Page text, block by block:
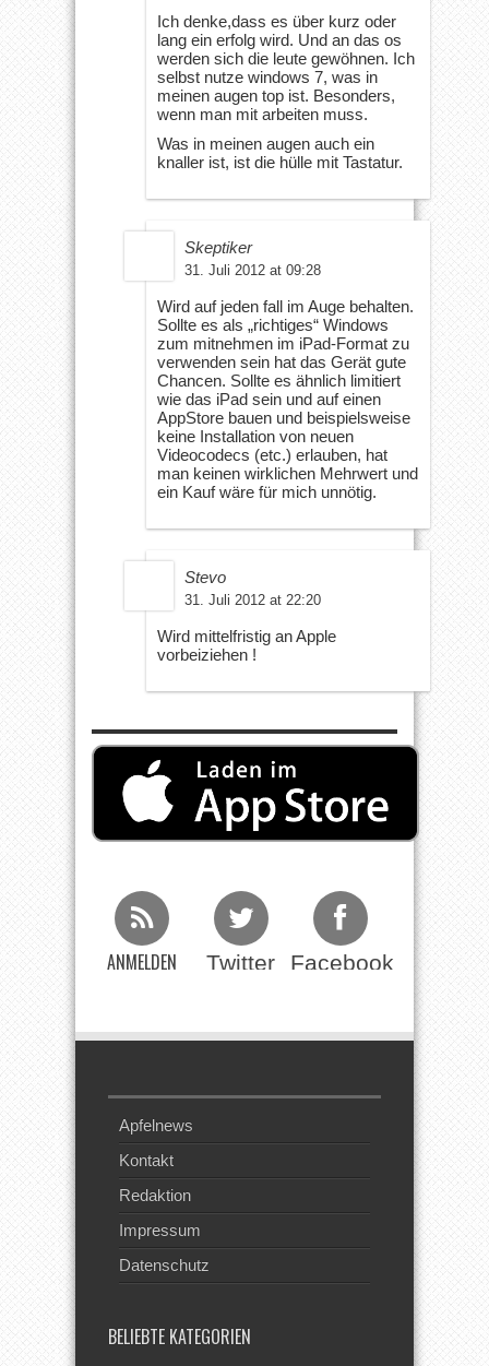
Ich denke,dass es über kurz oder
lang ein erfolg wird. Und an das os
werden sich die leute gewöhnen. Ich
selbst nutze windows 7, was in
meinen augen top ist. Besonders,
wenn man mit arbeiten muss.
Was in meinen augen auch ein
knaller ist, ist die hülle mit Tastatur.
Skeptiker
31. Juli 2012 at 09:28
Wird auf jeden fall im Auge behalten.
Sollte es als „richtiges“ Windows
zum mitnehmen im iPad-Format zu
verwenden sein hat das Gerät gute
Chancen. Sollte es ähnlich limitiert
wie das iPad sein und auf einen
AppStore bauen und beispielsweise
keine Installation von neuen
Videocodecs (etc.) erlauben, hat
man keinen wirklichen Mehrwert und
ein Kauf wäre für mich unnötig.
Stevo
31. Juli 2012 at 22:20
Wird mittelfristig an Apple
vorbeiziehen !
ANMELDEN Twitter Facebook
Apfelnews
Kontakt
Redaktion
Impressum
Datenschutz
BELIEBTE KATEGORIEN